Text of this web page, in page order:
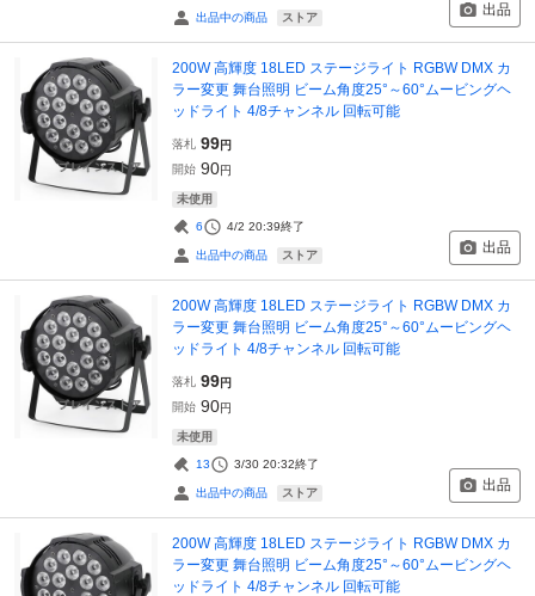
出品中の商品 ストア 出品
200W 高輝度 18LED ステージライト RGBW DMX カ
ラー変更 舞台照明 ビーム角度25°～60°ムービングヘ
ッドライト 4/8チャンネル 回転可能
落札 99円
開始 90円
未使用
6 4/2 20:39終了
出品中の商品 ストア 出品
200W 高輝度 18LED ステージライト RGBW DMX カ
ラー変更 舞台照明 ビーム角度25°～60°ムービングヘ
ッドライト 4/8チャンネル 回転可能
落札 99円
開始 90円
未使用
13 3/30 20:32終了
出品中の商品 ストア 出品
200W 高輝度 18LED ステージライト RGBW DMX カ
ラー変更 舞台照明 ビーム角度25°～60°ムービングヘ
ッドライト 4/8チャンネル 回転可能